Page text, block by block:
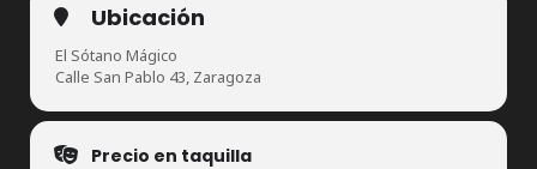
Ubicación
El Sótano Mágico
Calle San Pablo 43, Zaragoza
Precio en taquilla